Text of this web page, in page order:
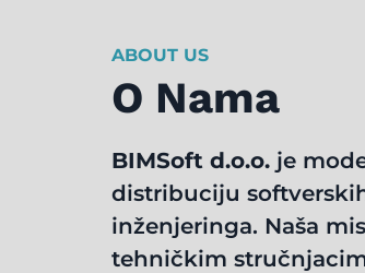
ABOUT US
O Nama
BIMSoft d.o.o. je
distribuciju
inženjeringa. Naša
tehničkim